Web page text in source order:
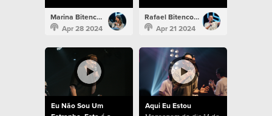
Marina Bitencourt
Apr 28 2024
Rafael Bitencourt
Apr 21 2024
Eu Não Sou Um
Aqui Eu Estou